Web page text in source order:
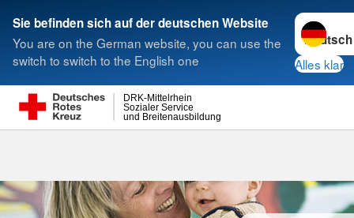
Sie befinden sich auf der deutschen Website
You are on the German website, you can use the
switch to switch to the English one
Sprache
Alles klar
und Breitenausbildung
Sozialer Service
DRK-Mittelrhein
Suche